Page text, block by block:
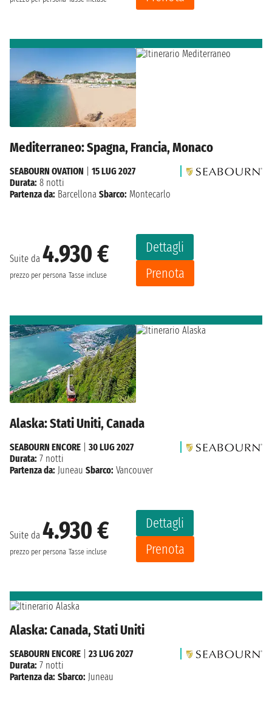
Mediterraneo: Spagna, Francia, Monaco
Suite da 4.930 €
prezzo per persona Tasse incluse
Dettagli
Prenota
SEABOURN OVATION
15 LUG 2027
Durata: 8 notti
Partenza da: Barcellona Sbarco: Montecarlo
Alaska: Stati Uniti, Canada
Suite da 4.930 €
prezzo per persona Tasse incluse
Dettagli
Prenota
SEABOURN ENCORE
30 LUG 2027
Durata: 7 notti
Partenza da: Juneau Sbarco: Vancouver
Alaska: Canada, Stati Uniti
SEABOURN ENCORE
23 LUG 2027
Durata: 7 notti
Partenza da: Sbarco: Juneau